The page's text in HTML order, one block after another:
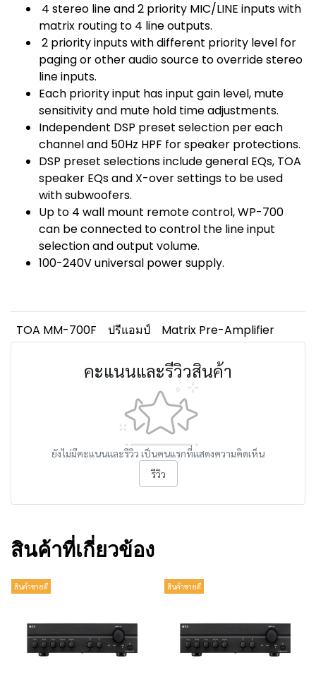
4 stereo line and 2 priority MIC/LINE inputs with
matrix routing to 4 line outputs.
2 priority inputs with different priority level for
paging or other audio source to override stereo
line inputs.
Each priority input has input gain level, mute
sensitivity and mute hold time adjustments.
Independent DSP preset selection per each
channel and 50Hz HPF for speaker protections.
DSP preset selections include general EQs, TOA
speaker EQs and X-over settings to be used
with subwoofers.
Up to 4 wall mount remote control, WP-700
can be connected to control the line input
selection and output volume.
100-240V universal power supply.
TOA MM-700F ปรีแอมป์ Matrix Pre-Amplifier
คะแนนและรีวิวสินค้า
ยังไม่มีคะแนนและรีวิว เป็นคนแรกที่แสดงความคิดเห็น
รีวิว
สินค้าที่เกี่ยวข้อง
สินค้าขายดี สินค้าขายดี